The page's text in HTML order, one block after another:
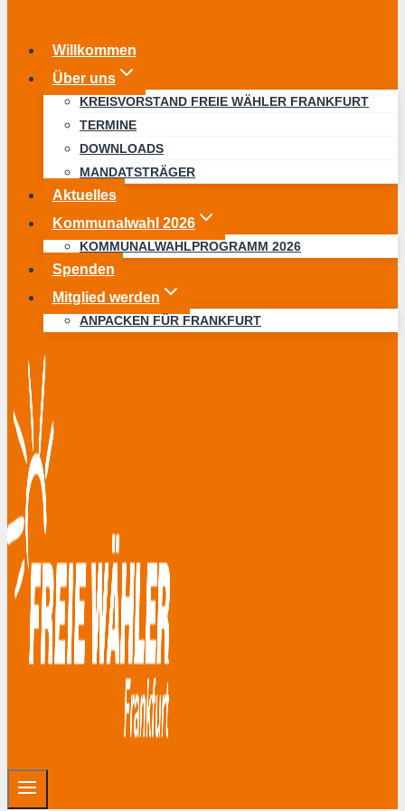
Willkommen
Über uns
KREISVORSTAND FREIE WÄHLER FRANKFURT
TERMINE
DOWNLOADS
MANDATSTRÄGER
Aktuelles
Kommunalwahl 2026
KOMMUNALWAHLPROGRAMM 2026
Spenden
Mitglied werden
ANPACKEN FÜR FRANKFURT